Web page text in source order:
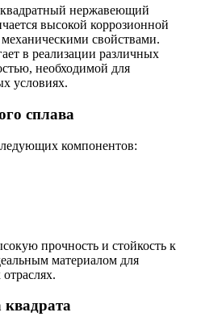
нержавеющий
высокой коррозионной
свойствами.
в реализации различных
необходимой для
условиях.
сплава
компонентов:
прочность и стойкость к
материалом для
квадрата